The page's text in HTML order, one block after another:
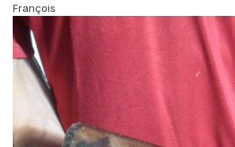
François